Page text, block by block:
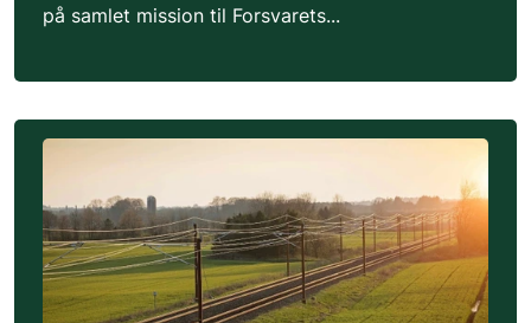
på samlet mission til Forsvarets...